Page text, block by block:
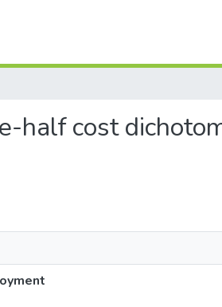
half cost